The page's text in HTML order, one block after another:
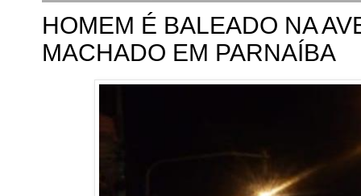
HOMEM É BALEADO NA
MACHADO EM PARNAÍBA